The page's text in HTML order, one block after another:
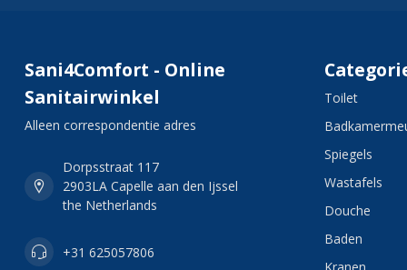
Sani4Comfort - Online
Sanitairwinkel
Alleen correspondentie adres
Dorpsstraat 117
2903LA Capelle aan den Ijssel
the Netherlands
+31 625057806
Toilet
Spiegels
Wastafels
Douche
Baden